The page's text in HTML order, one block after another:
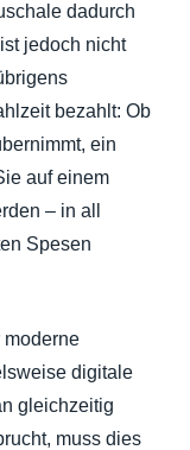
dadurch
jedoch nicht
bezahlt: Ob
ein
auf einem
– in all
Spesen
moderne
digitale
gleichzeitig
muss dies